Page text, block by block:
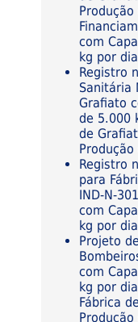
com
kg por dia
Registro
Sanitária
Grafiato
de 5.000
de
Registro
para
IND-N-
com
kg por dia
Projeto
com
kg por
Fábrica